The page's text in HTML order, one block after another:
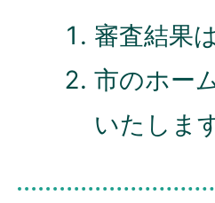
審査結果
市のホー
いたしま